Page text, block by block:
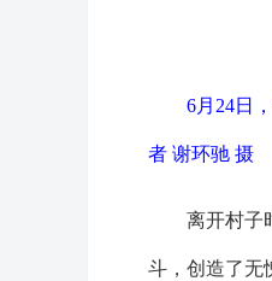
6月24日
者 谢环驰 摄
离开村子
斗，创造了无